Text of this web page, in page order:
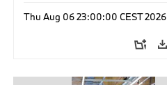
Thu Aug 06 23:00:00 CEST 2026